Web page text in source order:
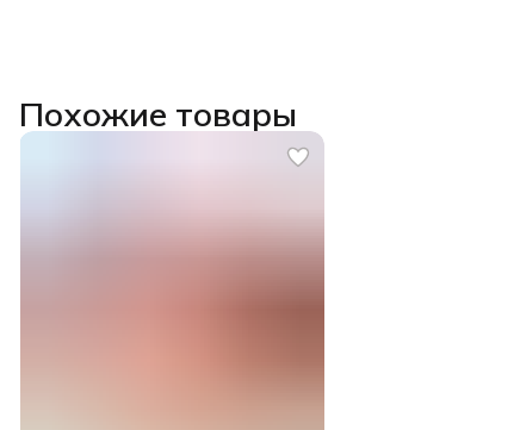
Похожие товары